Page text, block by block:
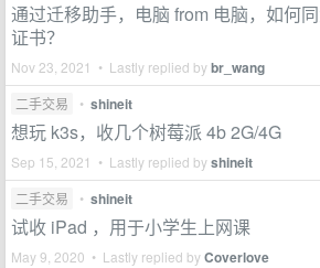
通过迁移助手，电脑 from 电脑，如何
证书？
Nov 23, 2021 • Lastly replied bybr_wang
二手交易 • shineit
想玩 k3s，收几个树莓派 4b 2G/4G
Sep 15, 2021 • Lastly replied byshineit
二手交易 • shineit
试收 iPad ，用于小学生上网课
May 9, 2020 • Lastly replied byCoverlove